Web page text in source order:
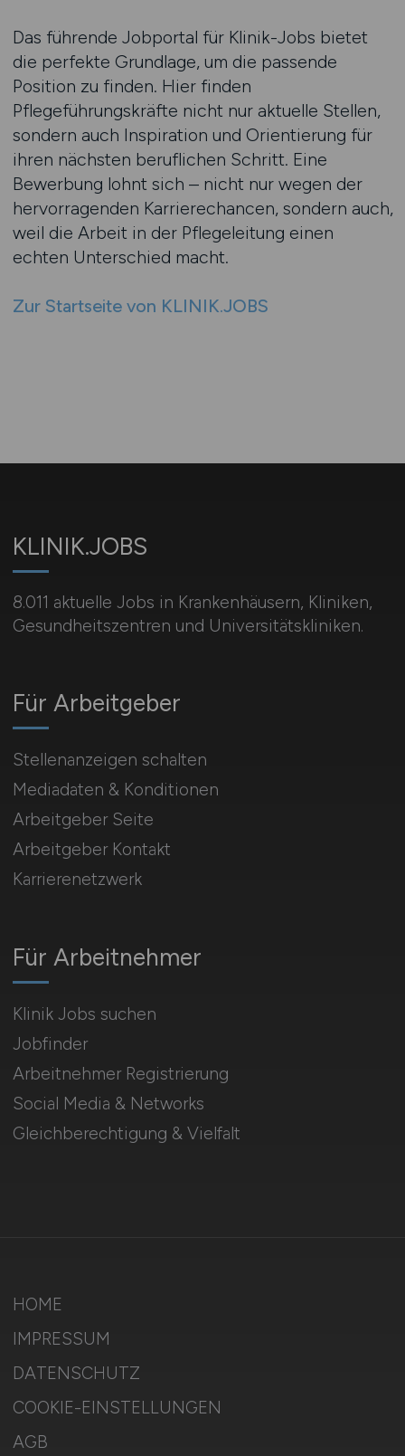
Das führende Jobportal für Klinik-Jobs bietet
die perfekte Grundlage, um die passende
Position zu finden. Hier finden
Pflegeführungskräfte nicht nur aktuelle Stellen,
sondern auch Inspiration und Orientierung für
ihren nächsten beruflichen Schritt. Eine
Bewerbung lohnt sich – nicht nur wegen der
hervorragenden Karrierechancen, sondern auch,
weil die Arbeit in der Pflegeleitung einen
echten Unterschied macht.
Zur Startseite von KLINIK.JOBS
KLINIK.JOBS
8.011 aktuelle Jobs in Krankenhäusern, Kliniken,
Gesundheitszentren und Universitätskliniken.
Für Arbeitnehmer
Klinik Jobs suchen
Jobfinder
Arbeitnehmer Registrierung
Social Media & Networks
Gleichberechtigung & Vielfalt
Für Arbeitgeber
Stellenanzeigen schalten
Mediadaten & Konditionen
Arbeitgeber Seite
Arbeitgeber Kontakt
Karrierenetzwerk
HOME
IMPRESSUM
DATENSCHUTZ
COOKIE-EINSTELLUNGEN
AGB